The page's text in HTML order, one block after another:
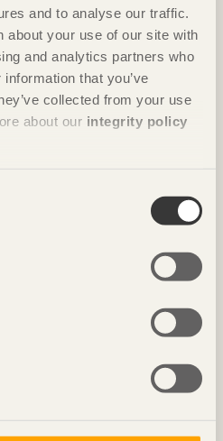
and to analyse our traffic.
about your use of our site with
and analytics partners who
that you’ve
collected from your use
about our integrity policy
Foto: Björn Lofterud